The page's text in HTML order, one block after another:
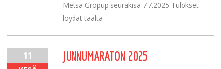
Metsä Gropup seurakisa 7.7.2025 Tulokset
löydät täältä
11
JUNNUMARATON 2025